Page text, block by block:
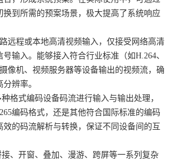
换到所需的预案场景，极大提高了系统响应
远程或本地高清视频输入，仅接受网络高清
输入。能够接入符合行业标准（如H.264、
像机、视频服务器等设备输出的视频流，确
辨率。
格式编码设备码流进行输入与输出处理，
编码格式，还是其他符合国际标准的编码
的码流解析与转换，保证不同设备间的互
、开窗、叠加、漫游、跨屏等一系列复杂